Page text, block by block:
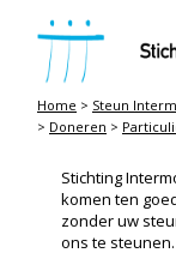
STICHTING
Home > Steun
> Doneren >
Stichting
komen ten
zonder uw
ons te steunen.